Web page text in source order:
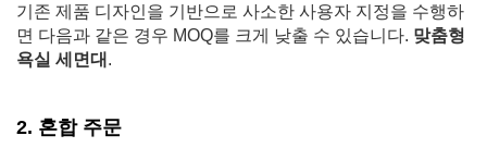
기존 제품 디자인을 기반으로 사소한 사용자 지정을 수행하
면 다음과 같은 경우 MOQ를 크게 낮출 수 있습니다. 맞춤형
욕실 세면대 .
2. 혼합 주문